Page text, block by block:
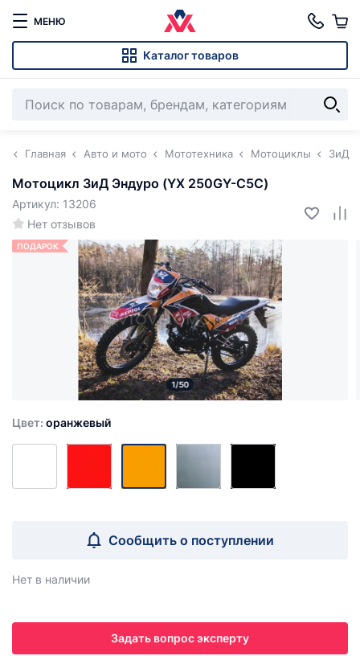
МЕНЮ
Каталог товаров
Главная Авто и мото Мототехника Мотоциклы ЗиД
Мотоцикл ЗиД Эндуро (YX 250GY-C5C)
Нет отзывов
Артикул: 13206
ПОДАРОК
1/50
Цвет: оранжевый
Сообщить о поступлении
Нет в наличии
Задать вопрос эксперту